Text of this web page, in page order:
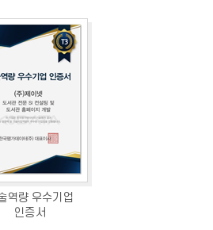
역량 우수기업
인증서